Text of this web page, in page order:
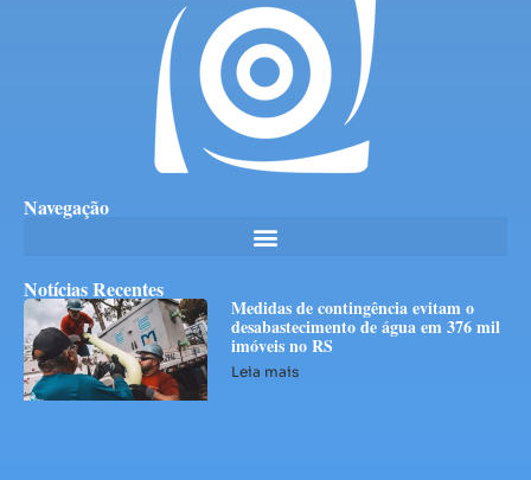
Navegação
Notícias Recentes
Medidas de contingência evitam o
desabastecimento de água em 376 mil
imóveis no RS
Leia mais